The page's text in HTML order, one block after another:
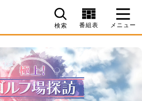
検索 番組表 メニュー